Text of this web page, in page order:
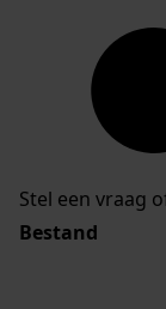
Stel een vraag
Bestand